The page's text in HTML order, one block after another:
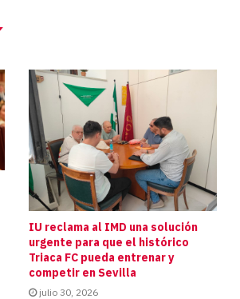
IU reclama al IMD una solución
urgente para que el histórico
Triaca FC pueda entrenar y
competir en Sevilla
julio 30, 2026